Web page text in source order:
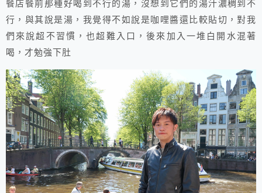
餐店餐前那種好喝到不行的湯，沒想到它們的湯汁濃稠到不
行，與其說是湯，我覺得不如說是咖哩醬還比較貼切，對我
們來說超不習慣，也超難入口，後來加入一堆白開水混著
喝，才勉強下肚